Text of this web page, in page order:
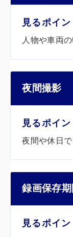
人物や車両
夜間撮影
夜間や休日
録画保存期